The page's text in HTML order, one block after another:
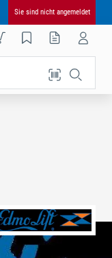
Sie sind nicht angemeldet